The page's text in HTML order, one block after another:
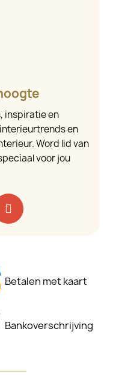
inspiratie en
en
Word lid van
voor jou
Betalen met kaart
Bankoverschrijving